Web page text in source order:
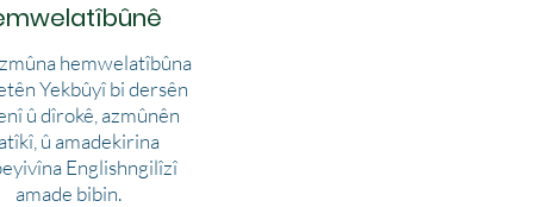
hemwelatîbûna
Yekbûyî bi dersên
û dîrokê, azmûnên
û amadekirina
Englishngilîzî
amade bibin.